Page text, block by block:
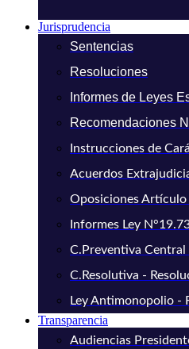
Jurisprudencia
Sentencias
Resoluciones
Informes de Leyes
Recomendaciones
Instrucciones de
Acuerdos
Oposiciones Artículo
Informes Ley
C.Preventiva
C.Resolutiva -
Ley Antimonopolio -
Transparencia
Audiencias